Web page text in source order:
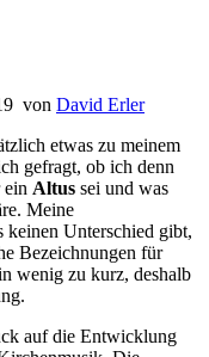
von David Erler
etwas zu meinem
gefragt, ob ich denn
ein Altus sei und was
Meine
keinen Unterschied gibt,
Bezeichnungen für
wenig zu kurz, deshalb
auf die Entwicklung